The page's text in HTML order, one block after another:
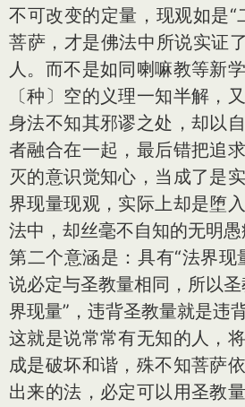
不可改变的定量，现观如是“
菩萨，才是佛法中所说实证
人。而不是如同喇嘛教等新
〔种〕空的义理一知半解，
身法不知其邪谬之处，却以
者融合在一起，最后错把追
灭的意识觉知心，当成了是
界现量现观，实际上却是堕
法中，却丝毫不自知的无明愚
第二个意涵是：具有“法界现
说必定与圣教量相同，所以
界现量”，违背圣教量就是违
这就是说常常有无知的人，
成是破坏和谐，殊不知菩萨
出来的法，必定可以用圣教